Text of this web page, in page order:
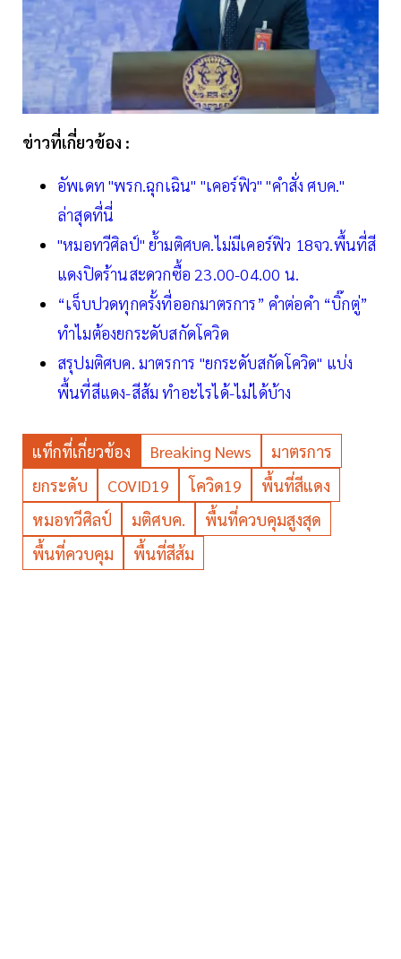
ข่าวที่เกี่ยวข้อง :
อัพเดท "พรก.ฉุกเฉิน" "เคอร์ฟิว" "คำสั่ง ศบค."
ล่าสุดที่นี่
"หมอทวีศิลป์" ย้ำมติศบค.ไม่มีเคอร์ฟิว 18จว.พื้นที่สี
แดงปิดร้านสะดวกซื้อ 23.00-04.00 น.
“เจ็บปวดทุกครั้งที่ออกมาตรการ” คำต่อคำ “บิ๊กตู่”
ทำไมต้องยกระดับสกัดโควิด
สรุปมติศบค. มาตรการ "ยกระดับสกัดโควิด" แบ่ง
พื้นที่สีแดง-สีส้ม ทำอะไรได้-ไม่ได้บ้าง
แท็กที่เกี่ยวข้อง Breaking News
มาตรการ
ยกระดับ
COVID19 โควิด19
พื้นที่สีแดง
หมอทวีศิลป์
มติศบค.
พื้นที่ควบคุมสูงสุด
พื้นที่ควบคุม
พื้นที่สีส้ม